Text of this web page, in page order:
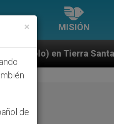
MISIÓN
Sacerdotes
×
de